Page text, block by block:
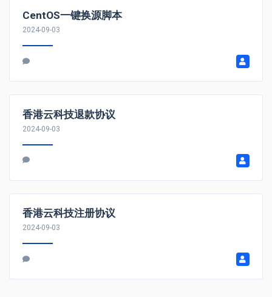
CentOS一键换源脚本
2024-09-03
香港云科技退款协议
2024-09-03
香港云科技注册协议
2024-09-03